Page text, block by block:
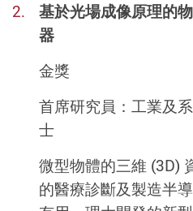
基於光場成像原理的
器
金獎
首席研究員：工業及
士
微型物體的三維 (3D)
的醫療診斷及製造半